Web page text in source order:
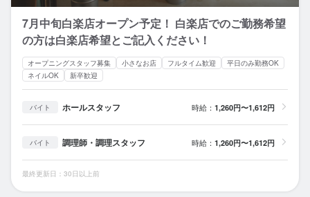
7月中旬白楽店オープン予定！ 白楽店でのご勤務希望
の方は白楽店希望とご記入ください！
オープニングスタッフ募集 小さなお店 フルタイム歓迎
平日のみ勤務OK
ネイルOK
新卒歓迎
バイト ホールスタッフ 時給： 1,260円〜1,612円
バイト 調理師・調理スタッフ 時給： 1,260円〜1,612円
最終更新日：30日以上前